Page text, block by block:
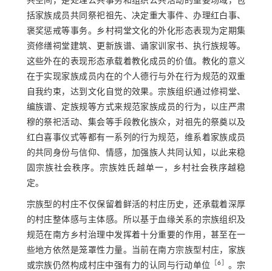
括家族成员共同祭祀祖先、决定重大事件、办理红白事、
褒奖惩戒等事务。乡村祠堂文化的外化形态表现为定期集
资修缮祠堂建筑、更新族谱、诵家训家书、执行族规等。
这些外在的表现形态承载着教化成员的价值。教化的意义
在于实现家族成员内在的个人德行与外在行为规范的双重
自我约束，达到文化自觉的效果。宗族组织通过修祠堂、
编族谱、定族规等方式来规范家族成员的行为，以庄严肃
穆的祭祀活动、集会等手段教化族众，对祖先的祭奠以及
红白喜事仪式等都有一系列的行为规范，维系着家族成员
的共同身份与信仰、情感，加强族人共同认知，以此来稳
固宗族社会秩序。宗族姓氏越单一，乡村社会秩序越稳
定。
宗族型的村庄不仅保留着鲜活的村庄历史，还承载着深厚
的村庄整体感与主体感。所以基于血缘关系的宗族组织及
规范在南方乡村治理中发挥着十分重要的作用，甚至在一
些地方依然是笼罩性力量。当前在南方宗族型村庄，家族
或宗族仍然构成村庄中强有力的认同与行动单位 ［6
。宗